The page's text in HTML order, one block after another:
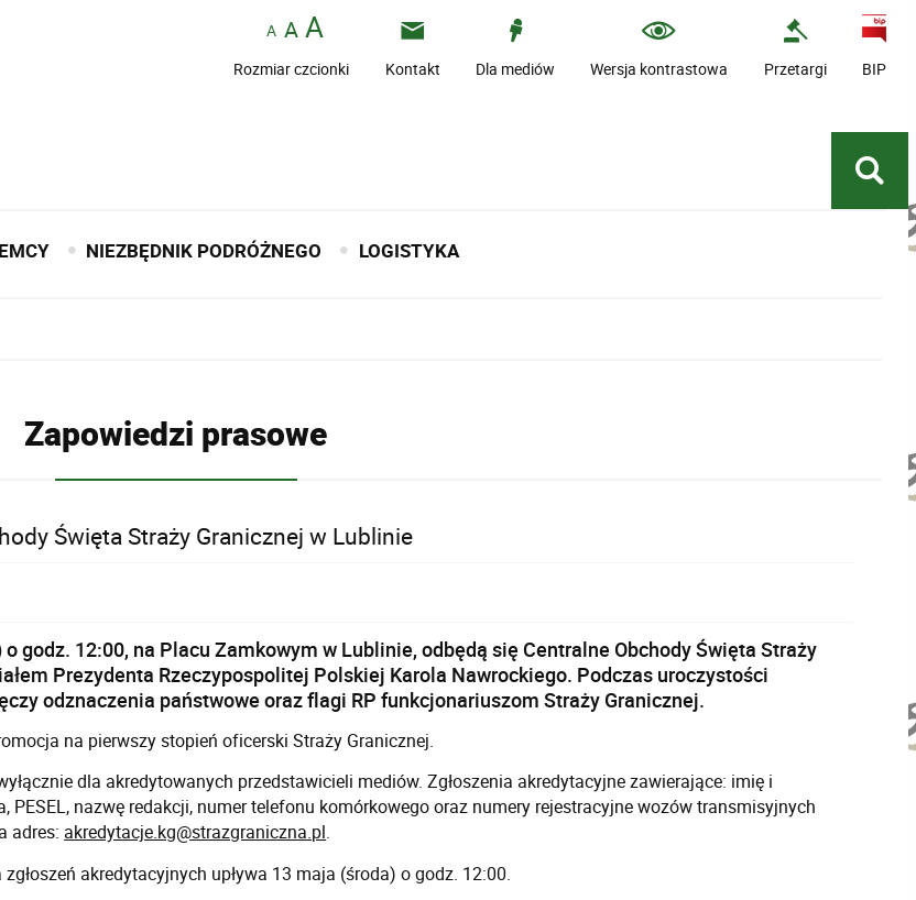
Rozmiar czcionki Kontakt Dla mediów Wersja kontrastowa Przetargi BIP
NIEZBĘDNIK PODRÓŻNEGO LOGISTYKA
Zapowiedzi prasowe
Święta Straży Granicznej w Lublinie
godz. 12:00, na Placu Zamkowym w Lublinie, odbędą się Centralne Obchody Święta Straży
Prezydenta Rzeczypospolitej Polskiej Karola Nawrockiego. Podczas uroczystości
odznaczenia państwowe oraz flagi RP funkcjonariuszom Straży Granicznej.
na pierwszy stopień oficerski Straży Granicznej.
dla akredytowanych przedstawicieli mediów. Zgłoszenia akredytacyjne zawierające: imię i
PESEL, nazwę redakcji, numer telefonu komórkowego oraz numery rejestracyjne wozów transmisyjnych
adres: akredytacje.kg@strazgraniczna.pl.
zgłoszeń akredytacyjnych upływa 13 maja (środa) o godz. 12:00.